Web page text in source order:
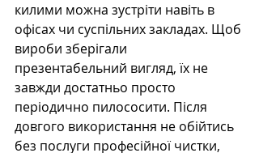
килими можна зустріти навіть в
офісах чи суспільних закладах. Щоб
вироби зберігали
презентабельний вигляд, їх не
завжди достатньо просто
періодично пилососити. Після
довгого використання не обійтись
без послуги професійної чистки,